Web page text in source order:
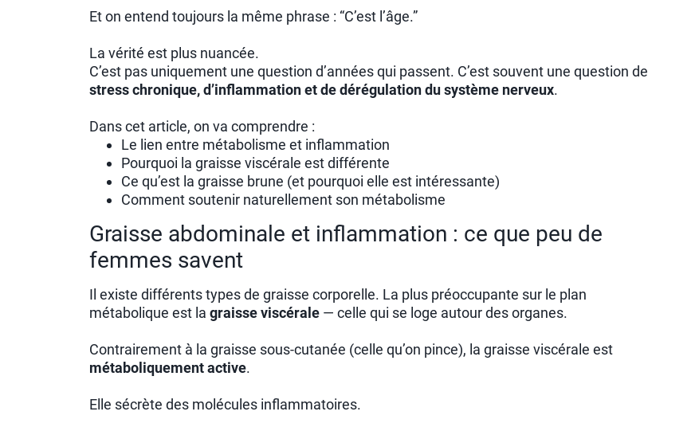
Et on entend toujours la même phrase : “C’est l’âge.”
La vérité est plus nuancée.
C’est pas uniquement une question d’années qui passent. C’est souvent une question de
stress chronique, d’inflammation et de dérégulation du système nerveux.
Dans cet article, on va comprendre :
Le lien entre métabolisme et inflammation
Pourquoi la graisse viscérale est différente
Ce qu’est la graisse brune (et pourquoi elle est intéressante)
Comment soutenir naturellement son métabolisme
Graisse abdominale et inflammation : ce que peu de
femmes savent
Il existe différents types de graisse corporelle. La plus préoccupante sur le plan
métabolique est la graisse viscérale — celle qui se loge autour des organes.
Contrairement à la graisse sous-cutanée (celle qu’on pince), la graisse viscérale est
métaboliquement active.
Elle sécrète des molécules inflammatoires.